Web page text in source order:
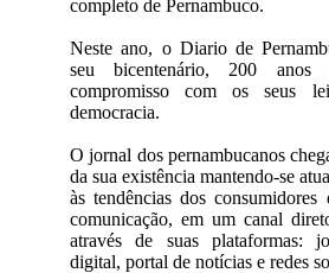
completo de Pernambuco.
Neste ano, o Diario de
seu bicentenário, 200 anos
compromisso com os seus
democracia.
O jornal dos pernambucanos
da sua existência mantendo-se
às tendências dos
comunicação, em um canal
através de suas plataformas:
digital, portal de notícias e redes